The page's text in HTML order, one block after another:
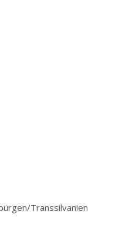
Transsilvanien